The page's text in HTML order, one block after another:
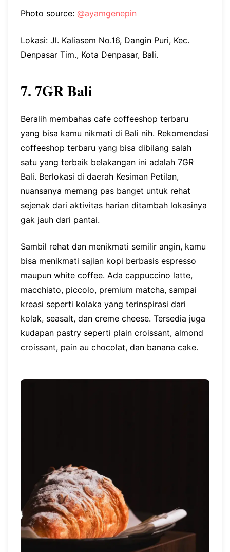
Photo source: @ayamgenepin
Lokasi: Jl. Kaliasem No.16, Dangin Puri, Kec.
Denpasar Tim., Kota Denpasar, Bali.
7. 7GR Bali
Beralih membahas cafe coffeeshop terbaru
yang bisa kamu nikmati di Bali nih. Rekomendasi
coffeeshop terbaru yang bisa dibilang salah
satu yang terbaik belakangan ini adalah 7GR
Bali. Berlokasi di daerah Kesiman Petilan,
nuansanya memang pas banget untuk rehat
sejenak dari aktivitas harian ditambah lokasinya
gak jauh dari pantai.
Sambil rehat dan menikmati semilir angin, kamu
bisa menikmati sajian kopi berbasis espresso
maupun white coffee. Ada cappuccino latte,
macchiato, piccolo, premium matcha, sampai
kreasi seperti kolaka yang terinspirasi dari
kolak, seasalt, dan creme cheese. Tersedia juga
kudapan pastry seperti plain croissant, almond
croissant, pain au chocolat, dan banana cake.